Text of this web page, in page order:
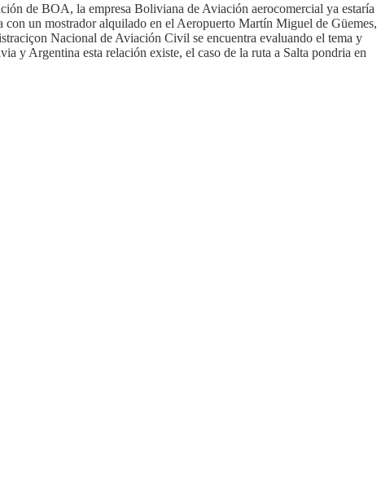
de BOA, la empresa Boliviana de Aviación aerocomercial ya estaría
un mostrador alquilado en el Aeropuerto Martín Miguel de Güemes,
Nacional de Aviación Civil se encuentra evaluando el tema y
y Argentina esta relación existe, el caso de la ruta a Salta pondria en